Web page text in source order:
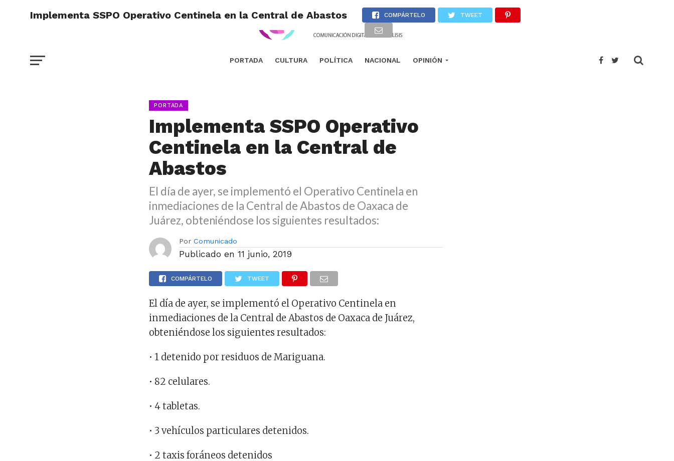
PORTADA CULTURA POLÍTICA NACIONAL OPINIÓN
Implementa SSPO Operativo Centinela en la Central de Abastos COMPÁRTELO TWEET
PORTADA
Implementa SSPO Operativo
Centinela en la Central de
Abastos
El día de ayer, se implementó el Operativo Centinela en
inmediaciones de la Central de Abastos de Oaxaca de
Juárez, obteniéndose los siguientes resultados:
Por Comunicado
Publicado en 11 junio, 2019
COMPÁRTELO TWEET
El día de ayer, se implementó el Operativo Centinela en
inmediaciones de la Central de Abastos de Oaxaca de Juárez,
obteniéndose los siguientes resultados:
• 1 detenido por residuos de Mariguana.
• 82 celulares.
• 4 tabletas.
• 3 vehículos particulares detenidos.
• 2 taxis foráneos detenidos